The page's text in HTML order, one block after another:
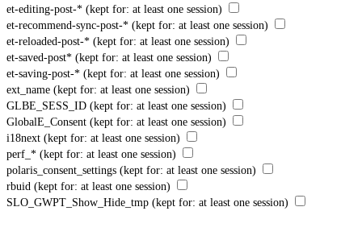
et-editing-post-* (kept for: at least one session)
et-recommend-sync-post-* (kept for: at least one session)
et-reloaded-post-* (kept for: at least one session)
et-saved-post* (kept for: at least one session)
et-saving-post-* (kept for: at least one session)
ext_name (kept for: at least one session)
GLBE_SESS_ID (kept for: at least one session)
GlobalE_Consent (kept for: at least one session)
i18next (kept for: at least one session)
perf_* (kept for: at least one session)
polaris_consent_settings (kept for: at least one session)
rbuid (kept for: at least one session)
SLO_GWPT_Show_Hide_tmp (kept for: at least one session)